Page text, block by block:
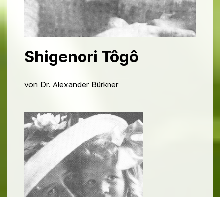
Shigenori Tôgô
von Dr. Alexander Bürkner